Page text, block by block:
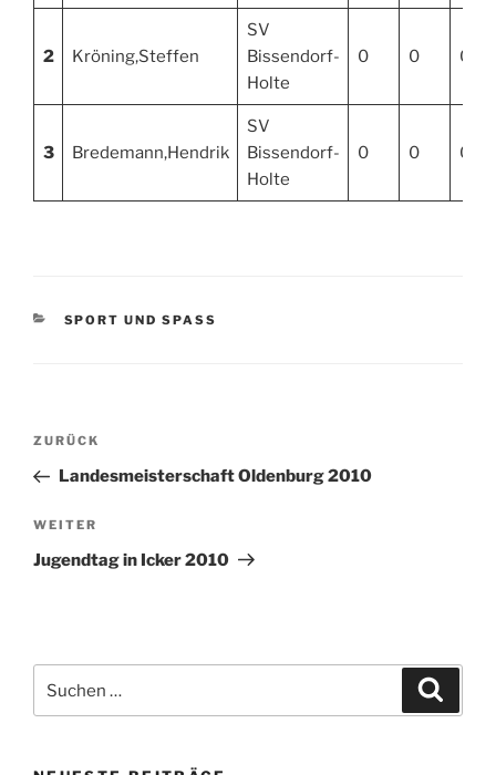
2 Kröning,Steffen
SV
Bissendorf-
Holte
0 0 0
3 Bredemann,Hendrik
SV
Bissendorf-
Holte
0 0 0
KATEGORIEN
SPORT UND SPASS
Beitragsnavigation
Vorheriger
Beitrag
ZURÜCK
Landesmeisterschaft Oldenburg 2010
Nächster
Beitrag
WEITER
Jugendtag in Icker 2010
nach: